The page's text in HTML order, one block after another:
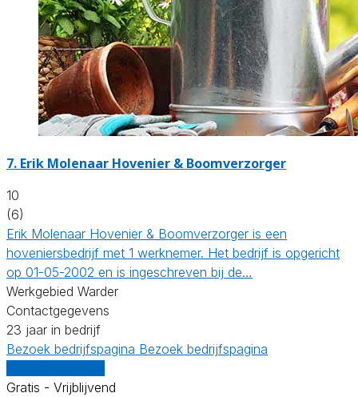
7. Erik Molenaar Hovenier & Boomverzorger
10
(6)
Erik Molenaar Hovenier & Boomverzorger is een
hoveniersbedrijf met 1 werknemer. Het bedrijf is opgericht
op 01-05-2002 en is ingeschreven bij de…
Werkgebied Warder
Contactgegevens
23 jaar in bedrijf
Bezoek bedrijfspagina Bezoek bedrijfspagina
Gratis - Vrijblijvend